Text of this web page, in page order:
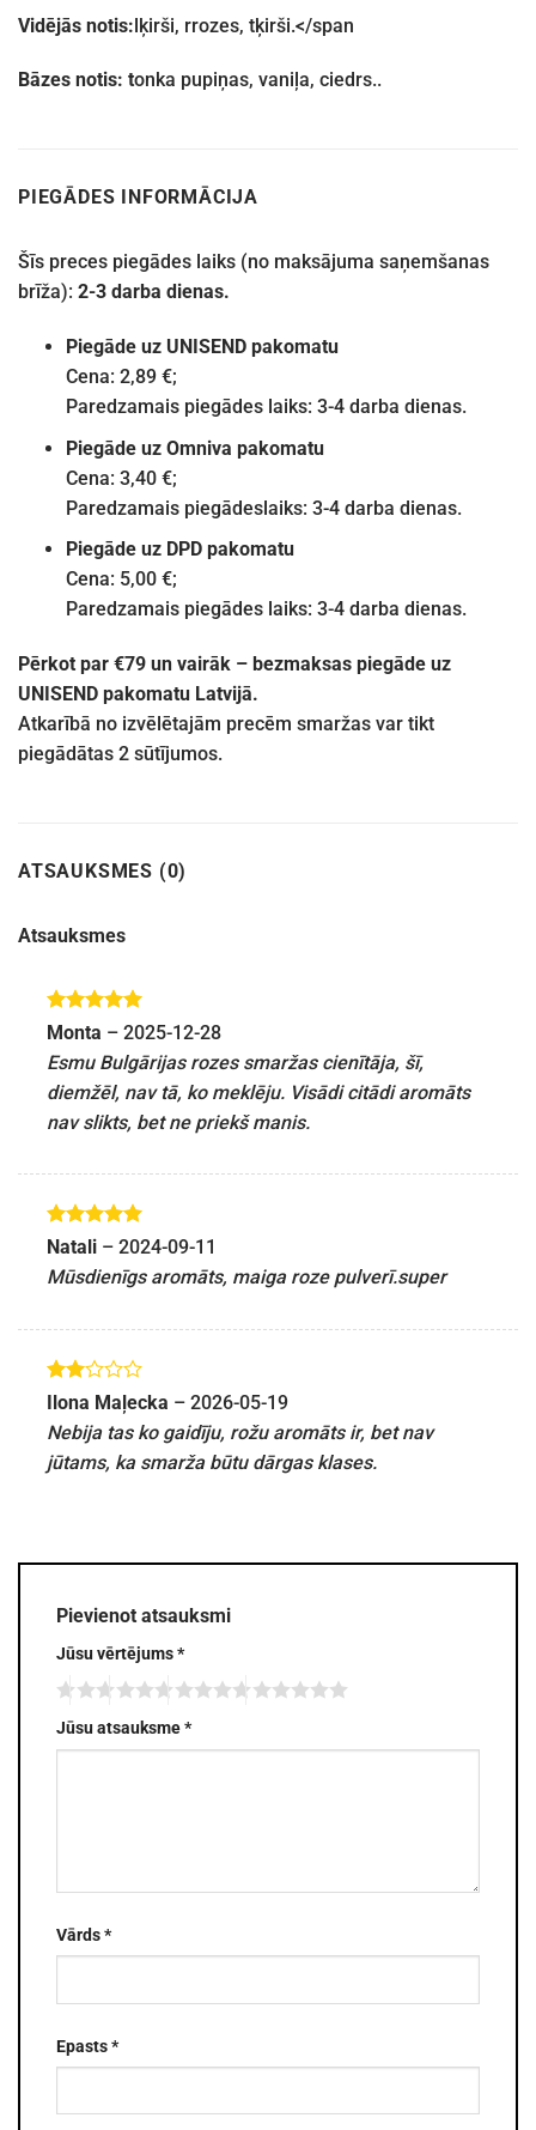
Vidējās notis:lķirši, rrozes, tķirši.</span
Bāzes notis: tonka pupiņas, vaniļa, ciedrs..
PIEGĀDES INFORMĀCIJA
Šīs preces piegādes laiks (no maksājuma saņemšanas
brīža): 2-3 darba dienas.
Piegāde uz UNISEND pakomatu
Cena: 2,89 €;
Paredzamais piegādes laiks: 3-4 darba dienas.
Piegāde uz Omniva pakomatu
Cena: 3,40 €;
Paredzamais piegādeslaiks: 3-4 darba dienas.
Piegāde uz DPD pakomatu
Cena: 5,00 €;
Paredzamais piegādes laiks: 3-4 darba dienas.
Pērkot par €79 un vairāk – bezmaksas piegāde uz
UNISEND pakomatu Latvijā.
Atkarībā no izvēlētajām precēm smaržas var tikt
piegādātas 2 sūtījumos.
ATSAUKSMES (0)
Atsauksmes
Novērtēts
Monta – 2025-12-28
Esmu Bulgārijas rozes smaržas cienītāja, šī,
diemžēl, nav tā, ko meklēju. Visādi citādi aromāts
nav slikts, bet ne priekš manis.
Novērtēts
Natali – 2024-09-11
Mūsdienīgs aromāts, maiga roze pulverī.super
Novērtēts
ar2
no 5
Ilona Maļecka – 2026-05-19
Nebija tas ko gaidīju, rožu aromāts ir, bet nav
jūtams, ka smarža būtu dārgas klases.
Pievienot atsauksmi
Jūsu vērtējums*
Jūsu atsauksme*
Vārds*
Epasts*